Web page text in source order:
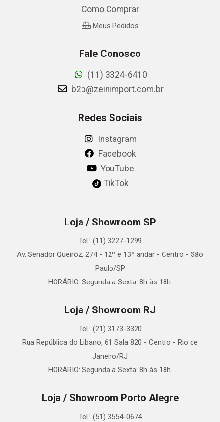
Como Comprar
Meus Pedidos
Fale Conosco
(11) 3324-6410
b2b@zeinimport.com.br
Redes Sociais
Instagram
Facebook
YouTube
TikTok
Loja / Showroom SP
Tel.: (11) 3227-1299
Av. Senador Queiróz, 274 - 12º e 13º andar - Centro - São
Paulo/SP
HORÁRIO: Segunda a Sexta: 8h às 18h.
Loja / Showroom RJ
Tel.: (21) 3173-3320
Rua República do Libano, 61 Sala 820 - Centro - Rio de
Janeiro/RJ
HORÁRIO: Segunda a Sexta: 8h às 18h.
Loja / Showroom Porto Alegre
Tel.: (51) 3554-0674